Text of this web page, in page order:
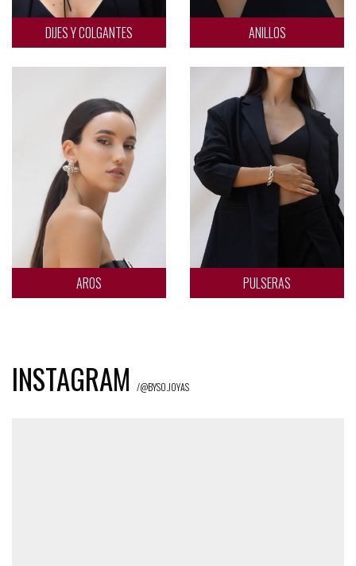
DIJES Y COLGANTES ANILLOS
AROS PULSERAS
INSTAGRAM /@BYSO.JOYAS